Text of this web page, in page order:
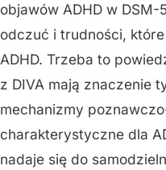
objawów ADHD w
odczuć i trudności,
ADHD. Trzeba to
z DIVA mają znaczenie
mechanizmy
charakterystyczne dla
nadaje się do